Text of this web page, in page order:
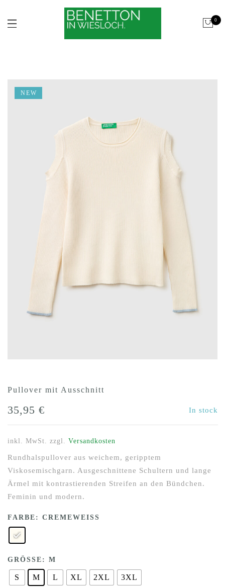
0
NEW
Pullover mit Ausschnitt
35,95 € In stock
inkl. MwSt. zzgl. Versandkosten
Rundhalspullover aus weichem, geripptem
Viskosemischgarn. Ausgeschnittene Schultern und lange
Ärmel mit kontrastierenden Streifen an den Bündchen.
Feminin und modern.
FARBE : CREMEWEISS
GRÖSSE : M
S M L XL 2XL 3XL